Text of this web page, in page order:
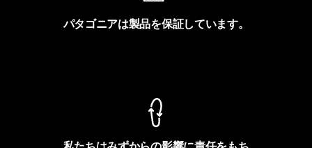
パタゴニアは製品を保証しています。